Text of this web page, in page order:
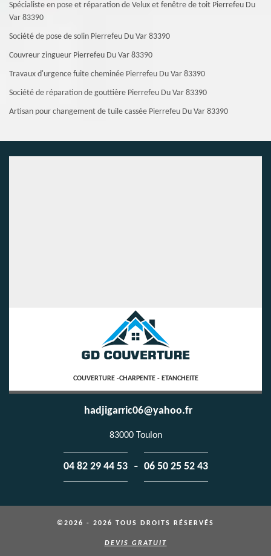
Spécialiste en pose et réparation de Velux et fenêtre de toit Pierrefeu Du
Var 83390
Société de pose de solin Pierrefeu Du Var 83390
Couvreur zingueur Pierrefeu Du Var 83390
Travaux d'urgence fuite cheminée Pierrefeu Du Var 83390
Société de réparation de gouttière Pierrefeu Du Var 83390
Artisan pour changement de tuile cassée Pierrefeu Du Var 83390
COUVERTURE -CHARPENTE - ETANCHEITE
hadjigarric06@yahoo.fr
83000 Toulon
04 82 29 44 53 - 06 50 25 52 43
©2026 - 2026 TOUS DROITS RÉSERVÉS
DEVIS GRATUIT